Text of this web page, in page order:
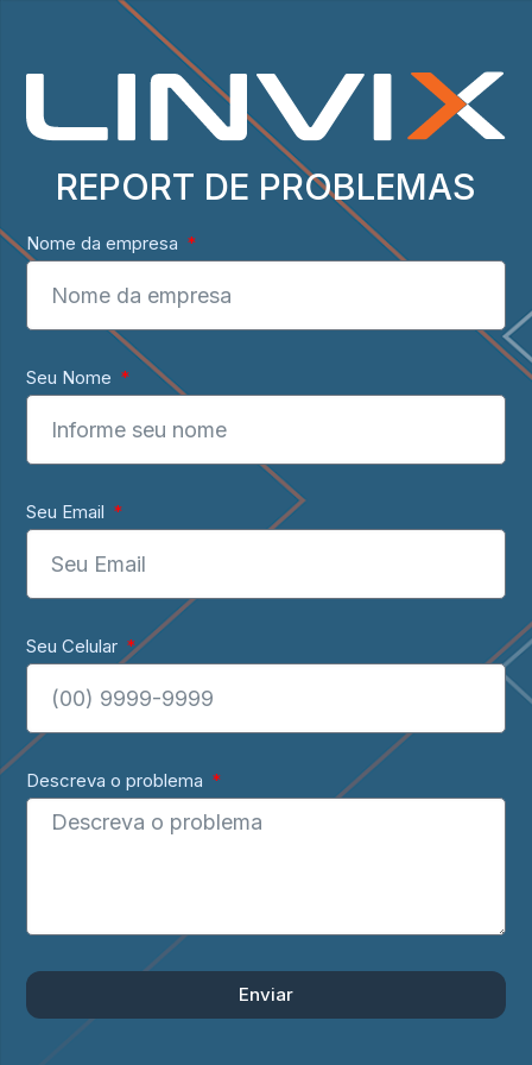
REPORT DE PROBLEMAS
Nome da empresa
Seu Nome
Seu Email
Seu Celular
Descreva o problema
Enviar